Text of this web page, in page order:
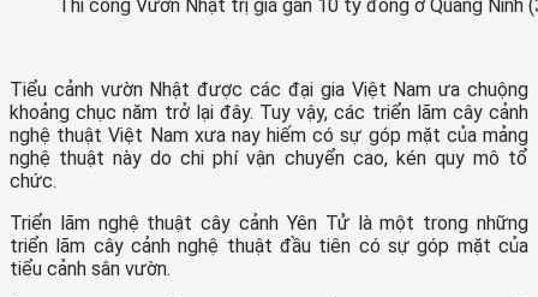
Thi công Vườn Nhật trị giá gần 10 tỷ đồng ở Quảng Ninh
Tiểu cảnh vườn Nhật được các đại gia Việt Nam ưa chuộng
khoảng chục năm trở lại đây. Tuy vậy, các triển lãm cây cảnh
nghệ thuật Việt Nam xưa nay hiếm có sự góp mặt của mảng
nghệ thuật này do chi phí vận chuyển cao, kén quy mô tổ
chức.
Triển lãm nghệ thuật cây cảnh Yên Tử là một trong những
triển lãm cây cảnh nghệ thuật đầu tiên có sự góp mặt của
tiểu cảnh sân vườn.